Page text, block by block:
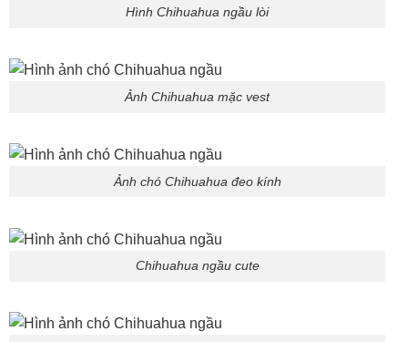
Hình Chihuahua ngầu lòi
Ảnh Chihuahua mặc vest
Ảnh chó Chihuahua đeo kính
Chihuahua ngầu cute